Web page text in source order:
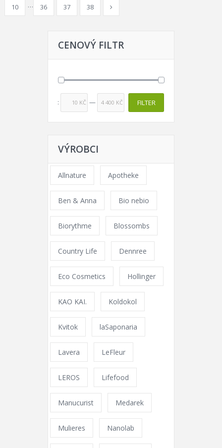
10 … 36 37 38
CENOVÝ FILTR
FILTER
Price: 10 KČ — 4 400 KČ
VÝROBCI
Allnature Apotheke
Ben & Anna Bio nebio
Biorythme Blossombs
Country Life Dennree
Eco Cosmetics Hollinger
KAO KAI. Koldokol
Kvitok laSaponaria
Lavera LeFleur
LEROS Lifefood
Manucurist Medarek
Mulieres Nanolab